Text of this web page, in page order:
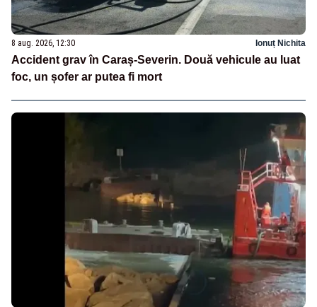
8 aug. 2026, 12:30 Ionuț Nichita
Accident grav în Caraș-Severin. Două vehicule au luat
foc, un șofer ar putea fi mort